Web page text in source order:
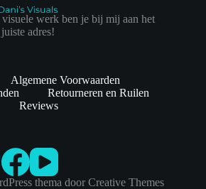
werk ben je bij mij aan het
juiste adres!
Algemene Voorwaarden
Retourneren en Ruilen
Reviews
thema door Creative Themes